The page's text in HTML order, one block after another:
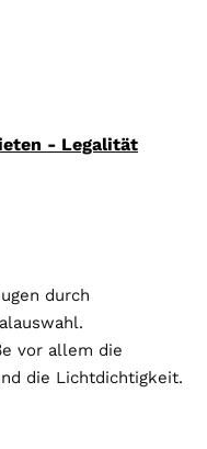
- Legalität
durch
vor allem die
die Lichtdichtigkeit.